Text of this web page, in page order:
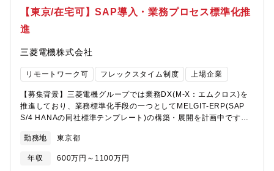
ラ(SD-WAN、クラウド接続など)の企画・設計・構築・運用
（２）インターネット接続環境(メール、Proxy、DNS、モバイル
など)の企画・設計・構築・運用（３）最新技術動向を見据えたネ
国内外広域ネットワーク、（２）インターネット接続環境の企
画・設計・構築・運用・三菱電機のコーポレートIT部門の立場
で、三菱電機社内および国内外関係会社のグループネットワーク
内各拠点や各関係会社会社のIT部門と連携して、グループ内への
展開推進を行う。 - 広域ネットワーク領域：三菱電機イントラネ
ット、国内外関係会社接続、取引先接続、クラウド接続、WiFi環
境など - インターネット接続領域：メール送受信機能、Proxy、
守などの実務は、三菱電機グループ内のIT関係会社や社外ベンダ
【東京/在宅可】SAP導入・業務プロセス標準化推
進
三菱電機株式会社
リモートワーク可 フレックスタイム制度 上場企業
【募集背景】三菱電機グループでは業務DX(M-X：エムクロス)を
推進しており、業務標準化手段の一つとしてMELGIT-ERP(SAP
S/4 HANAの同社標準テンプレート)の構築・展開を計画中です。
おいても要員が不足する見込みです。標準アプリケーション第一
部では、今後長期に渡るM-X活動のため、社内のSAP技術者の体
制強化を図りたいと考え、業務DX推進に活躍いただける方を募集
勤務地 東京都
年収 600万円～1100万円